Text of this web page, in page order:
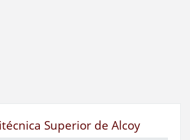
Superior de Alcoy